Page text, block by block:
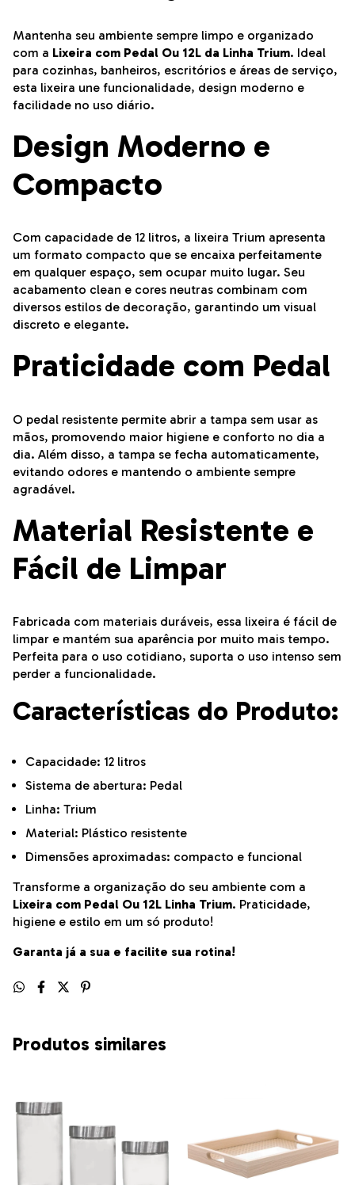
Mantenha seu ambiente sempre limpo e organizado
com a Lixeira com Pedal Ou 12L da Linha Trium. Ideal
para cozinhas, banheiros, escritórios e áreas de serviço,
esta lixeira une funcionalidade, design moderno e
facilidade no uso diário.
Design Moderno e
Compacto
Com capacidade de 12 litros, a lixeira Trium apresenta
um formato compacto que se encaixa perfeitamente
em qualquer espaço, sem ocupar muito lugar. Seu
acabamento clean e cores neutras combinam com
diversos estilos de decoração, garantindo um visual
discreto e elegante.
Praticidade com Pedal
O pedal resistente permite abrir a tampa sem usar as
mãos, promovendo maior higiene e conforto no dia a
dia. Além disso, a tampa se fecha automaticamente,
evitando odores e mantendo o ambiente sempre
agradável.
Material Resistente e
Fácil de Limpar
Fabricada com materiais duráveis, essa lixeira é fácil de
limpar e mantém sua aparência por muito mais tempo.
Perfeita para o uso cotidiano, suporta o uso intenso sem
perder a funcionalidade.
Características do Produto:
Capacidade: 12 litros
Sistema de abertura: Pedal
Linha: Trium
Material: Plástico resistente
Dimensões aproximadas: compacto e funcional
Transforme a organização do seu ambiente com a
Lixeira com Pedal Ou 12L Linha Trium. Praticidade,
higiene e estilo em um só produto!
Garanta já a sua e facilite sua rotina!
Produtos similares